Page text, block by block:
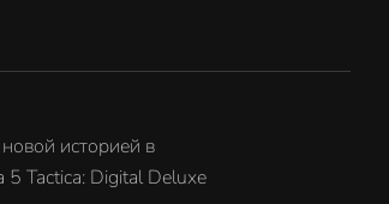
историей в
5 Tactica: Digital Deluxe